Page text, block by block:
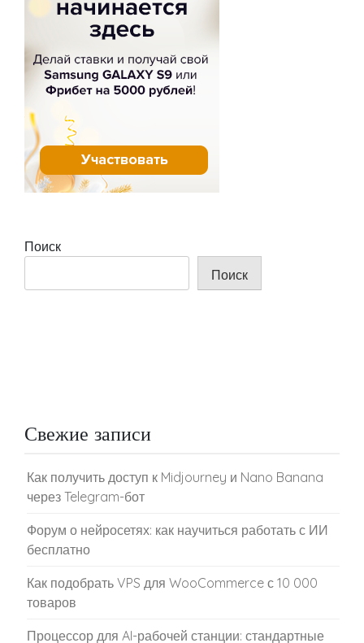
Поиск
Поиск
Свежие записи
Как получить доступ к Midjourney и Nano Banana
через Telegram-бот
Форум о нейросетях: как научиться работать с ИИ
бесплатно
Как подобрать VPS для WooCommerce с 10 000
товаров
Процессор для AI-рабочей станции: стандартные